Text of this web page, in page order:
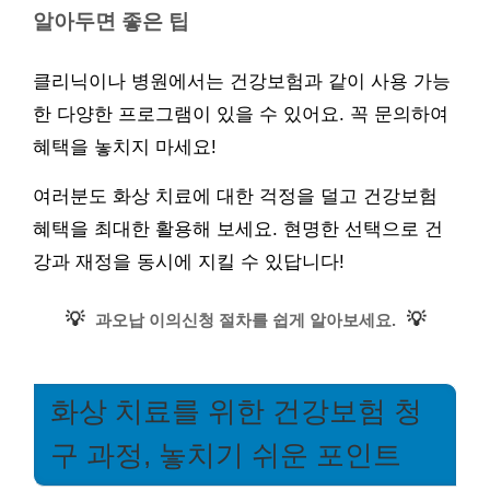
알아두면 좋은 팁
클리닉이나 병원에서는 건강보험과 같이 사용 가능
한 다양한 프로그램이 있을 수 있어요. 꼭 문의하여
혜택을 놓치지 마세요!
여러분도 화상 치료에 대한 걱정을 덜고 건강보험
혜택을 최대한 활용해 보세요. 현명한 선택으로 건
강과 재정을 동시에 지킬 수 있답니다!
💡 과오납 이의신청 절차를 쉽게 알아보세요. 💡
화상 치료를 위한 건강보험 청
구 과정, 놓치기 쉬운 포인트